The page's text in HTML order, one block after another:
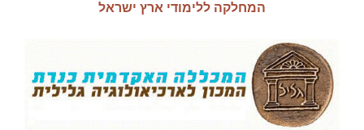
המחלקה ללימודי ארץ ישראל